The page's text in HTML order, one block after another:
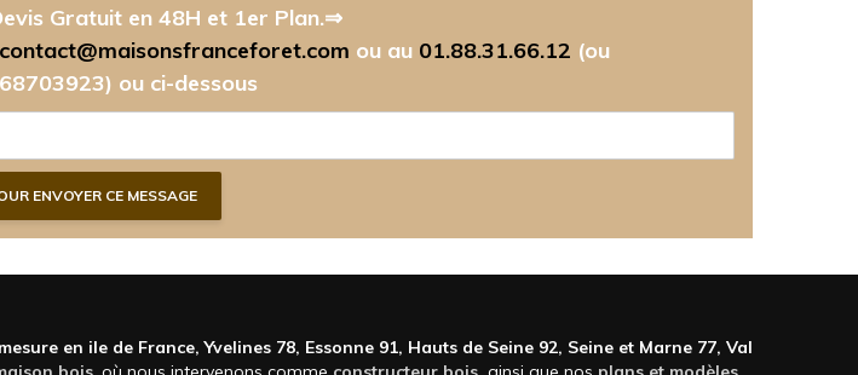
Gratuit en 48H et 1er Plan.⇒
contact@maisonsfranceforet.com ou au 01.88.31.66.12 (ou
ou ci-dessous
en ile de France, Yvelines 78, Essonne 91, Hauts de Seine 92, Seine et Marne 77, Val